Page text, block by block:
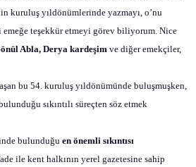
kuruluş yıldönümlerinde yazmayı, o’nu
emeğe teşekkür etmeyi görev biliyorum. Nice
Abla, Derya kardeşim ve diğer emekçiler,
aşan bu 54. kuruluş yıldönümünde buluşmuşken,
sıkıntılı süreçten söz etmek
bulunduğu en önemli sıkıntısı
ile kent halkının yerel gazetesine sahip